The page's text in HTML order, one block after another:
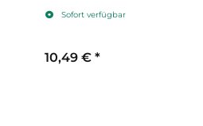
Sofort verfügbar
10,49 € *